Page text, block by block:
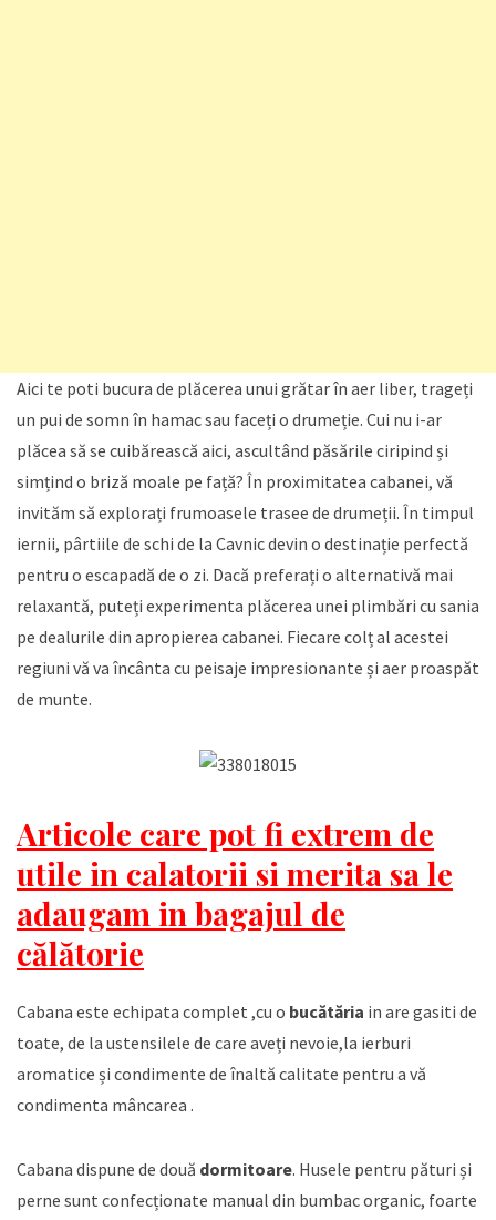
Aici te poti bucura de plăcerea unui grătar în aer liber, trageți
un pui de somn în hamac sau faceți o drumeție. Cui nu i-ar
plăcea să se cuibărească aici, ascultând păsările ciripind și
simțind o briză moale pe față? În proximitatea cabanei, vă
invităm să explorați frumoasele trasee de drumeții. În timpul
iernii, pârtiile de schi de la Cavnic devin o destinație perfectă
pentru o escapadă de o zi. Dacă preferați o alternativă mai
relaxantă, puteți experimenta plăcerea unei plimbări cu sania
pe dealurile din apropierea cabanei. Fiecare colț al acestei
regiuni vă va încânta cu peisaje impresionante și aer proaspăt
de munte.
Articole care pot fi extrem de
utile in calatorii si merita sa le
adaugam in bagajul de
călătorie
Cabana este echipata complet ,cu o bucătăria in are gasiti de
toate, de la ustensilele de care aveți nevoie,la ierburi
aromatice și condimente de înaltă calitate pentru a vă
condimenta mâncarea .
Cabana dispune de două dormitoare. Husele pentru pături și
perne sunt confecționate manual din bumbac organic, foarte